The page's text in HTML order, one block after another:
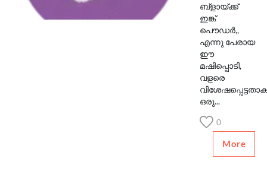
ബ്ളായ്ക്ക്
ഇങ്ക്
പൌഡര്‍,,
എന്നു പേരായ
ഈ
മഷിപ്പൊടി,
വളരെ
ഒരു...
0
More